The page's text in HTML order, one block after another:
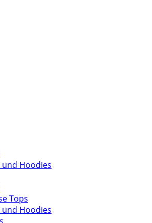
Hoodies
Tops
Hoodies